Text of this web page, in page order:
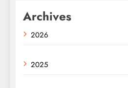
Archives
2026
2025